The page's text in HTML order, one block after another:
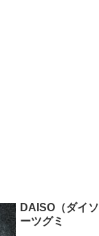
DAISO（ダイ
ーツグミ